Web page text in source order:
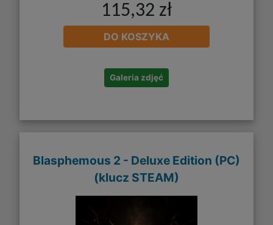
115,32 zł
DO KOSZYKA
Galeria zdjęć
Blasphemous 2 - Deluxe Edition (PC)
(klucz STEAM)